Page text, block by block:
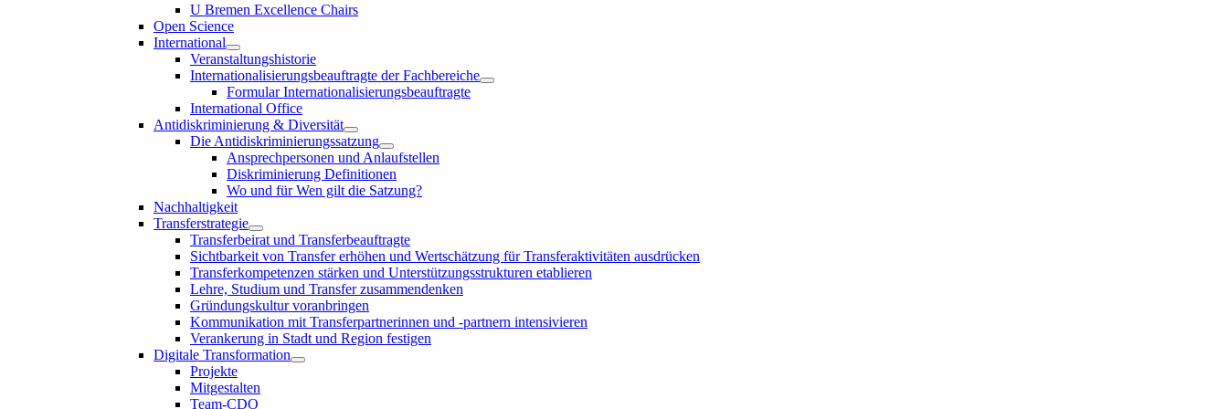
U Bremen Excellence Chairs
Open Science
International
Veranstaltungshistorie
Internationalisierungsbeauftragte der Fachbereiche
Formular Internationalisierungsbeauftragte
International Office
Antidiskriminierung & Diversität
Die Antidiskriminierungssatzung
Ansprechpersonen und Anlaufstellen
Diskriminierung Definitionen
Wo und für Wen gilt die Satzung?
Nachhaltigkeit
Transferstrategie
Transferbeirat und Transferbeauftragte
Sichtbarkeit von Transfer erhöhen und Wertschätzung für Transferaktivitäten ausdrücken
Transferkompetenzen stärken und Unterstützungsstrukturen etablieren
Lehre, Studium und Transfer zusammendenken
Gründungskultur voranbringen
Kommunikation mit Transferpartnerinnen und -partnern intensivieren
Verankerung in Stadt und Region festigen
Digitale Transformation
Projekte
Mitgestalten
Team-CDO